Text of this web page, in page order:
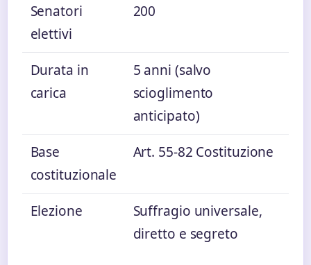
Senatori
elettivi
200
Durata in
carica
5 anni (salvo
scioglimento
anticipato)
Base
costituzionale
Art. 55-82 Costituzione
Elezione
Suffragio universale,
diretto e segreto